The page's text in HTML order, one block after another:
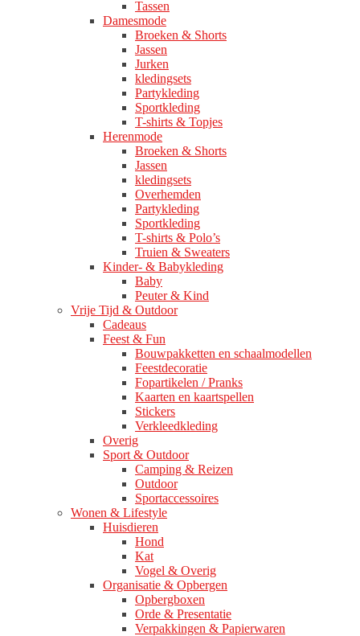
Tassen
Damesmode
Broeken & Shorts
Jassen
Jurken
kledingsets
Partykleding
Sportkleding
T-shirts & Topjes
Herenmode
Broeken & Shorts
Jassen
kledingsets
Overhemden
Partykleding
Sportkleding
T-shirts & Polo’s
Truien & Sweaters
Kinder- & Babykleding
Baby
Peuter & Kind
Vrije Tijd & Outdoor
Cadeaus
Feest & Fun
Bouwpakketten en schaalmodellen
Feestdecoratie
Fopartikelen / Pranks
Kaarten en kaartspellen
Stickers
Verkleedkleding
Overig
Sport & Outdoor
Camping & Reizen
Outdoor
Sportaccessoires
Wonen & Lifestyle
Huisdieren
Hond
Kat
Vogel & Overig
Organisatie & Opbergen
Opbergboxen
Orde & Presentatie
Verpakkingen & Papierwaren